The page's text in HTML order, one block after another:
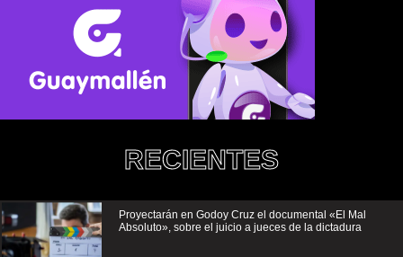
RECIENTES
Proyectarán en Godoy Cruz el documental «El Mal
Absoluto», sobre el juicio a jueces de la dictadura